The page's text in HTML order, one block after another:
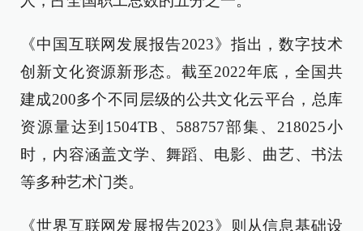
《中国互联网发展报告2023》指出，数字技术
创新文化资源新形态。截至2022年底，全国共
建成200多个不同层级的公共文化云平台，总库
资源量达到1504TB、588757部集、218025小
时，内容涵盖文学、舞蹈、电影、曲艺、书法
等多种艺术门类。
《世界互联网发展报告2023》则从信息基础设